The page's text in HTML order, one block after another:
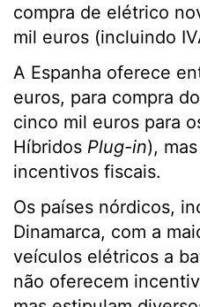
compra de elétrico
mil euros (incluindo
A Espanha oferece
euros, para compra
cinco mil euros para
Híbridos Plug-in),
incentivos fiscais.
Os países nórdicos,
Dinamarca, com a
veículos elétricos a
não oferecem